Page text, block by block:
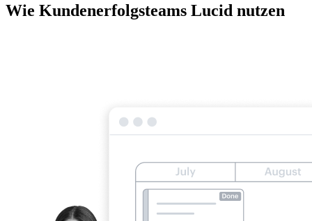
Wie Kundenerfolgsteams Lucid nutzen